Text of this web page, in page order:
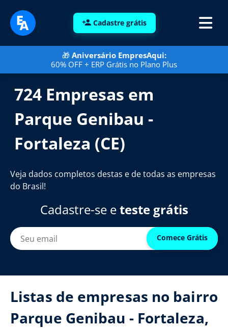
Cadastre grátis
🎁 Aniversário EmpresAqui:
60% OFF + ERP Grátis no Plano Plus
724 Empresas em
Parque Genibau -
Fortaleza (CE)
Veja dados completos destas e de todas as empresas
do Brasil!
Cadastre-se eteste grátis
Comece Grátis
Listas de empresas no bairro
Parque Genibau - Fortaleza,